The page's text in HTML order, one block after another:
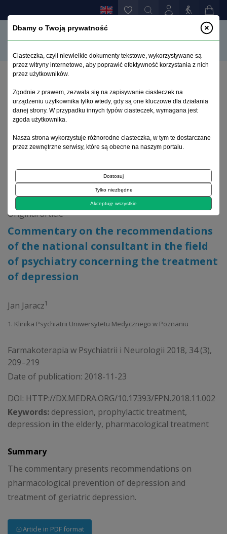
Commentary on the recommendations of the
national consultant in the field of psychiatry
concerning the treatment of depression
Archive 1995–2023
2018, volume 34, issue 3
Original article
Commentary on the recommendations
of the national consultant in the field
of psychiatry concerning the treatment
of depression
Jan Jaracz1
1. Klinika Psychiatrii Uniwersytetu Medycznego w Poznaniu
Farmakoterapia w Psychiatrii i Neurologii 2018, 34 (3),
209–219
Date of publication: 2018-11-23
DOI: HTTP://DX.MEDRA.ORG/10.17393/FPN.2018.11.002
Keywords: depression, prophylactic treatment,
depression in the elderly, pharmacological treatment
Summary
The commentary presents recommendations on
pharmacological prevention of depression and
treatment of geriatric depression.
Article in PDF format
Dbamy o Twoją prywatność
Ciasteczka, czyli niewielkie dokumenty tekstowe, wykorzystywane są
przez witryny internetowe, aby poprawić efektywność korzystania z nich
przez użytkowników.
Zgodnie z prawem, zezwala się na zapisywanie ciasteczek na
urządzeniu użytkownika tylko wtedy, gdy są one kluczowe dla działania
danej strony. W przypadku innych typów ciasteczek, wymagana jest
zgoda użytkownika.
Nasza strona wykorzystuje różnorodne ciasteczka, w tym te dostarczane
przez zewnętrzne serwisy, które są obecne na naszym portalu.
Dostosuj
Tylko niezbędne
Akceptuję wszystkie